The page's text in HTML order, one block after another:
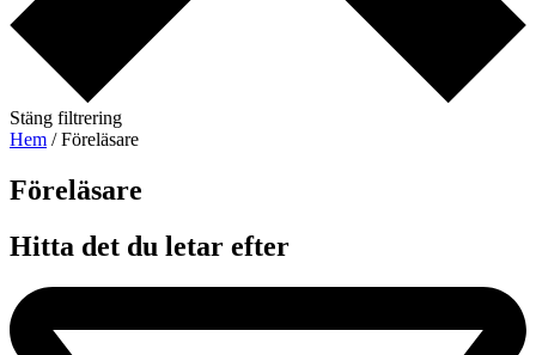
Stäng filtrering
Hem / Föreläsare
Föreläsare​
Hitta det du letar efter​